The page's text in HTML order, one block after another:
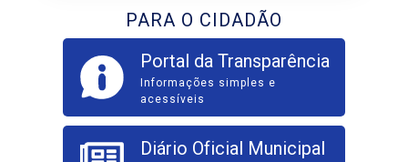
PARA O CIDADÃO
Portal da Transparência
Informações simples e
acessíveis
Diário Oficial Municipal